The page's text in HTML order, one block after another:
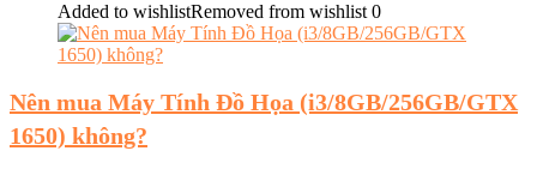
Added to wishlistRemoved from wishlist 0
Nên mua Máy Tính Đồ Họa (i3/8GB/256GB/GTX
1650) không?